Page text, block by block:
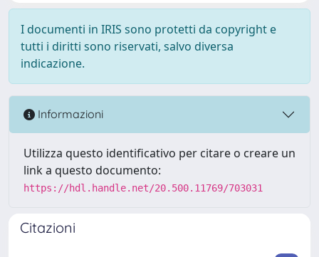
I documenti in IRIS sono protetti da copyright e
tutti i diritti sono riservati, salvo diversa
indicazione.
Informazioni
Utilizza questo identificativo per citare o creare un
link a questo documento:
https://hdl.handle.net/20.500.11769/703031
Citazioni